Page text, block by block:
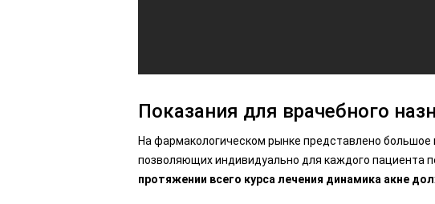
Показания для врачебного
На фармакологическом рынке представлено большое
позволяющих индивидуально для каждого пациента
протяжении всего курса лечения динамика акне